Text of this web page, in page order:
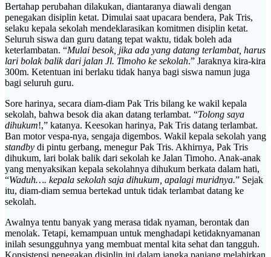
Bertahap perubahan dilakukan, diantaranya diawali dengan
penegakan disiplin ketat. Dimulai saat upacara bendera, Pak Tris,
selaku kepala sekolah mendeklarasikan komitmen disiplin ketat.
Seluruh siswa dan guru datang tepat waktu, tidak boleh ada
keterlambatan. “Mulai besok, jika ada yang datang terlambat, harus
lari bolak balik dari jalan Jl. Timoho ke sekolah.” Jaraknya kira-kira
300m. Ketentuan ini berlaku tidak hanya bagi siswa namun juga
bagi seluruh guru.
Sore harinya, secara diam-diam Pak Tris bilang ke wakil kepala
sekolah, bahwa besok dia akan datang terlambat. “Tolong saya
dihukum!,” katanya. Keesokan harinya, Pak Tris datang terlambat.
Ban motor vespa-nya, sengaja digembos. Wakil kepala sekolah yang
standby di pintu gerbang, menegur Pak Tris. Akhirnya, Pak Tris
dihukum, lari bolak balik dari sekolah ke Jalan Timoho. Anak-anak
yang menyaksikan kepala sekolahnya dihukum berkata dalam hati,
“Waduh…. kepala sekolah saja dihukum, apalagi muridnya.” Sejak
itu, diam-diam semua bertekad untuk tidak terlambat datang ke
sekolah.
Awalnya tentu banyak yang merasa tidak nyaman, berontak dan
menolak. Tetapi, kemampuan untuk menghadapi ketidaknyamanan
inilah sesungguhnya yang membuat mental kita sehat dan tangguh.
Konsistensi penegakan disiplin ini dalam jangka panjang melahirkan